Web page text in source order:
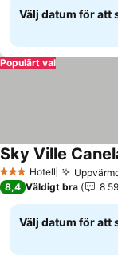
Välj datum för att
Populärt val
3 StjärnorHotell
Sky Ville
8,4 Väldigt bra 8
Välj datum för att